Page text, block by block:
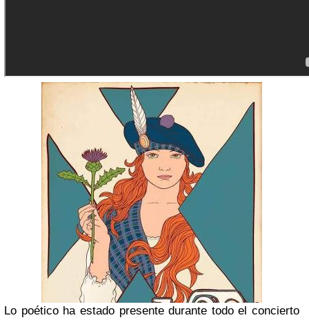
Lo poético ha estado presente durante todo el concierto